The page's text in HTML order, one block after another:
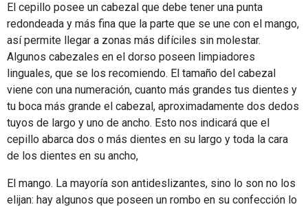
El cepillo posee un cabezal que debe tener una punta
redondeada y más fina que la parte que se une con el mango,
así permite llegar a zonas más difíciles sin molestar.
Algunos cabezales en el dorso poseen limpiadores
linguales, que se los recomiendo. El tamaño del cabezal
viene con una numeración, cuanto más grandes tus dientes y
tu boca más grande el cabezal, aproximadamente dos dedos
tuyos de largo y uno de ancho. Esto nos indicará que el
cepillo abarca dos o más dientes en su largo y toda la cara
de los dientes en su ancho,
El mango. La mayoría son antideslizantes, sino lo son no los
elijan: hay algunos que poseen un rombo en su confección lo